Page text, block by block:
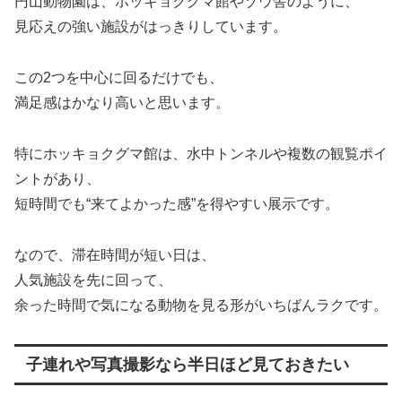
見応えの強い施設がはっきりしています。
この2つを中心に回るだけでも、
満足感はかなり高いと思います。
特にホッキョクグマ館は、水中トンネルや複数の観覧ポイ
ントがあり、
短時間でも“来てよかった感”を得やすい展示です。
なので、滞在時間が短い日は、
人気施設を先に回って、
余った時間で気になる動物を見る形がいちばんラクです。
子連れや写真撮影なら半日ほど見ておきたい